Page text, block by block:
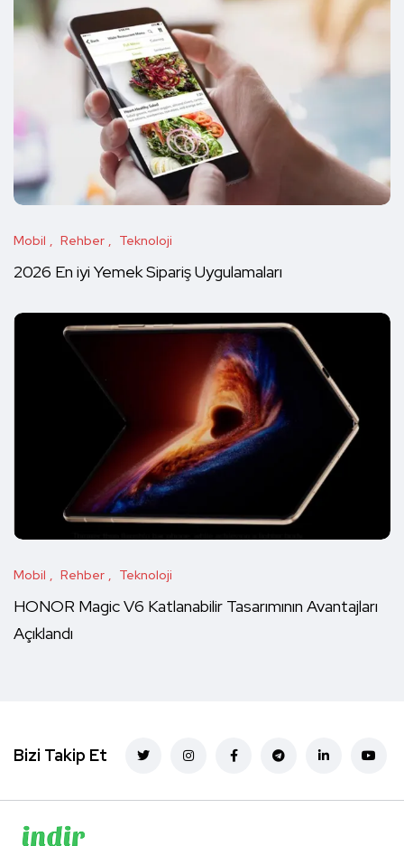
Mobil Rehber Teknoloji
2026 En iyi Yemek Sipariş Uygulamaları
Mobil Rehber Teknoloji
HONOR Magic V6 Katlanabilir Tasarımının Avantajları
Açıklandı
Bizi Takip Et